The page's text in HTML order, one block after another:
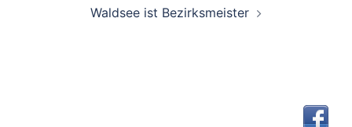
Waldsee ist Bezirksmeister